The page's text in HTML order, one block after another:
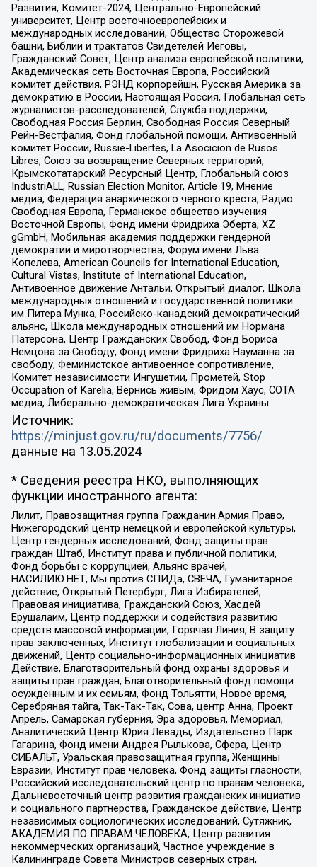
Развития, Комитет-2024, Центрально-Европейский
университет, Центр восточноевропейских и
международных исследований, Общество Сторожевой
башни, Библии и трактатов Свидетелей Иеговы,
Гражданский Совет, Центр анализа европейской политики,
Академическая сеть Восточная Европа, Российский
комитет действия, РЭНД корпорейшн, Русская Америка за
демократию в России, Настоящая Россия, Глобальная сеть
журналистов-расследователей, Служба поддержки,
Свободная Россия Берлин, Свободная Россия Северный
Рейн-Вестфалия, Фонд глобальной помощи, Антивоенный
комитет России, Russie-Libertes, La Asocicion de Rusos
Libres, Союз за возвращение Северных территорий,
Крымскотатарский Ресурсный Центр, Глобальный союз
IndustriALL, Russian Election Monitor, Article 19, Мнение
медиа, Федерация анархического черного креста, Радио
Свободная Европа, Германское общество изучения
Восточной Европы, Фонд имени Фридриха Эберта, XZ
gGmbH, Мобильная академия поддержки гендерной
демократии и миротворчества, Форум имени Льва
Копелева, American Councils for International Education,
Cultural Vistas, Institute of International Education,
Антивоенное движение Антальи, Открытый диалог, Школа
международных отношений и государственной политики
им Питера Мунка, Российско-канадский демократический
альянс, Школа международных отношений им Нормана
Патерсона, Центр Гражданских Свобод, Фонд Бориса
Немцова за Свободу, Фонд имени Фридриха Науманна за
свободу, Феминистское антивоенное сопротивление,
Комитет независимости Ингушетии, Прометей, Stop
Occupation of Karelia, Вернись живым, Фридом Хаус, СОТА
медиа, Либерально-демократическая Лига Украины
Источник:
https://minjust.gov.ru/ru/documents/7756/
данные на 13.05.2024
* Сведения реестра НКО, выполняющих
функции иностранного агента:
Лилит, Правозащитная группа Гражданин.Армия.Право,
Нижегородский центр немецкой и европейской культуры,
Центр гендерных исследований, Фонд защиты прав
граждан Штаб, Институт права и публичной политики,
Фонд борьбы с коррупцией, Альянс врачей,
НАСИЛИЮ.НЕТ, Мы против СПИДа, СВЕЧА, Гуманитарное
действие, Открытый Петербург, Лига Избирателей,
Правовая инициатива, Гражданский Союз, Хасдей
Ерушалаим, Центр поддержки и содействия развитию
средств массовой информации, Горячая Линия, В защиту
прав заключенных, Институт глобализации и социальных
движений, Центр социально-информационных инициатив
Действие, Благотворительный фонд охраны здоровья и
защиты прав граждан, Благотворительный фонд помощи
осужденным и их семьям, Фонд Тольятти, Новое время,
Серебряная тайга, Так-Так-Так, Сова, центр Анна, Проект
Апрель, Самарская губерния, Эра здоровья, Мемориал,
Аналитический Центр Юрия Левады, Издательство Парк
Гагарина, Фонд имени Андрея Рылькова, Сфера, Центр
СИБАЛЬТ, Уральская правозащитная группа, Женщины
Евразии, Институт прав человека, Фонд защиты гласности,
Российский исследовательский центр по правам человека,
Дальневосточный центр развития гражданских инициатив
и социального партнерства, Гражданское действие, Центр
независимых социологических исследований, Сутяжник,
АКАДЕМИЯ ПО ПРАВАМ ЧЕЛОВЕКА, Центр развития
некоммерческих организаций, Частное учреждение в
Калининграде Совета Министров северных стран,